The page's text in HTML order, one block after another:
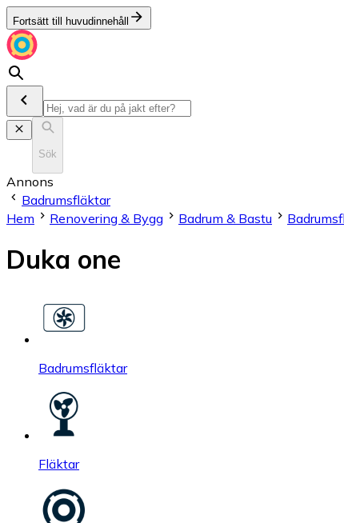
Fortsätt till huvudinnehåll
Sök
Annons
Badrumsfläktar
Hem
Renovering & Bygg Badrum & Bastu
Duka one
Badrumsfläktar
Fläktar